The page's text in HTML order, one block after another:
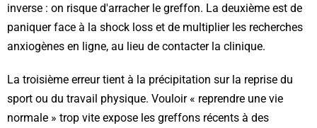
inverse : on risque d'arracher le greffon. La deuxième est de
paniquer face à la shock loss et de multiplier les recherches
anxiogènes en ligne, au lieu de contacter la clinique.
La troisième erreur tient à la précipitation sur la reprise du
sport ou du travail physique. Vouloir « reprendre une vie
normale » trop vite expose les greffons récents à des